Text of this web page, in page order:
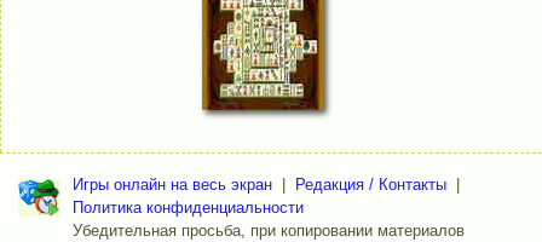
Игры онлайн на весь экран Редакция / Контакты
Политика конфиденциальности
Убедительная просьба, при копировании материалов